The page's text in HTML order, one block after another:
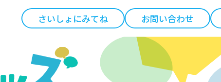
さいしょにみてね お問い合わせ